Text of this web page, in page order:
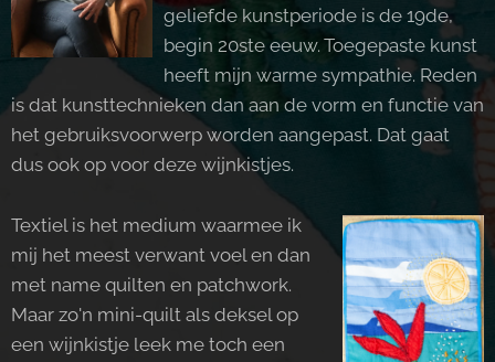
geliefde kunstperiode is de 19de,
begin 20ste eeuw. Toegepaste kunst
heeft mijn warme sympathie. Reden
is dat kunsttechnieken dan aan de vorm en functie van
het gebruiksvoorwerp worden aangepast. Dat gaat
dus ook op voor deze wijnkistjes.
Textiel is het medium waarmee ik
mij het meest verwant voel en dan
met name quilten en patchwork.
Maar zo'n mini-quilt als deksel op
een wijnkistje leek me toch een